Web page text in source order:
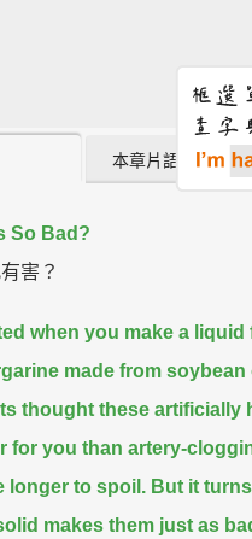
本章片語 (0)
So Bad?
害？
when you make a liquid
made from soybean
thought these artificially
for you than artery-
longer to spoil. But it
makes them just as